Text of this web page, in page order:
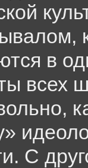
в
всех
С